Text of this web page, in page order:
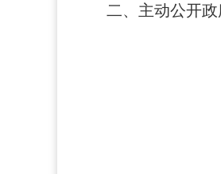
二、主动公开